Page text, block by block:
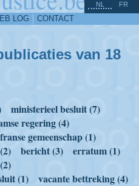
LOG CONTACT
NL FR
van 18
ministerieel besluit (7)
regering (4)
gemeenschap (1)
bericht (3)
erratum (1)
(1)
vacante bettreking (4)
^